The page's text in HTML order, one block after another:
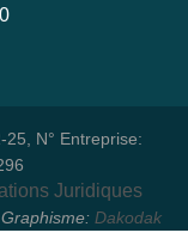
N° Entreprise:
Juridiques
Dakodak